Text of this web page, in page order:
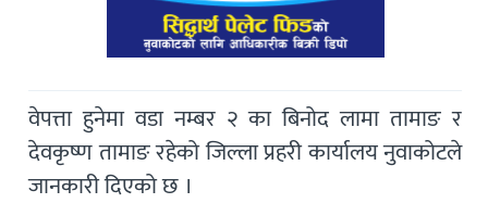
वेपत्ता हुनेमा वडा नम्बर २ का बिनोद लामा तामाङ र
देवकृष्ण तामाङ रहेको जिल्ला प्रहरी कार्यालय नुवाकोटले
जानकारी दिएको छ ।